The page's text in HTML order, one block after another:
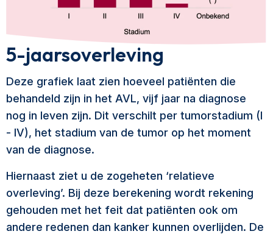
5-jaarsoverleving
Deze grafiek laat zien hoeveel patiënten die
behandeld zijn in het AVL, vijf jaar na diagnose
nog in leven zijn. Dit verschilt per tumorstadium (I
- IV), het stadium van de tumor op het moment
van de diagnose.
Hiernaast ziet u de zogeheten ‘relatieve
overleving’. Bij deze berekening wordt rekening
gehouden met het feit dat patiënten ook om
andere redenen dan kanker kunnen overlijden. De